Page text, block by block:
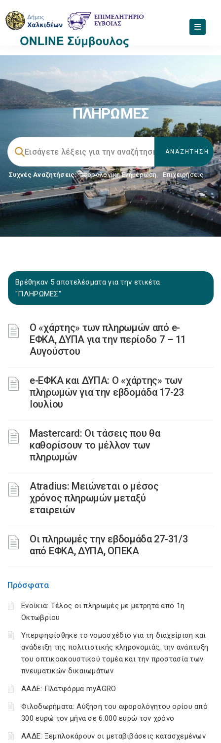
ΠΛΗΡΩΜΕΣ
Συχνές Αναζητήσεις: Φορολογικη Ενημέρωση, Επιχειρήσεις
Βρέθηκαν 5 αποτελέσματα για την ετικέτα
"ΠΛΗΡΩΜΕΣ"
Ο «χάρτης» των πληρωμών από e-
ΕΦΚΑ, ΔΥΠΑ για την περίοδο 7 – 11
Αυγούστου
e-ΕΦΚΑ και ΔΥΠΑ: Ο «χάρτης» των
πληρωμών για την εβδομάδα 17-23
Ιουλίου
Mastercard: Οι τάσεις που θα
καθορίσουν το μέλλον των
πληρωμών
Atradius: Μειώνεται ο μέσος
χρόνος πληρωμών μεταξύ
εταιρειών
Οι πληρωμές την εβδομάδα 27-31/3
από ΕΦΚΑ, ΔΥΠΑ, ΟΠΕΚΑ
Πρόσφατα
Ενοίκια: Τέλος οι πληρωμές με μετρητά από 1η
Οκτωβρίου
Υπερψηφίσθηκε το νομοσχέδιο για τη διαχείριση και
ανάδειξη της πολιτιστικής κληρονομιάς, την ανάπτυξη
του οπτικοακουστικού τομέα και την προστασία των
πνευματικών δικαιωμάτων
ΑΑΔΕ: Πλατφόρμα myAGRO
Φιλοδωρήματα: Αύξηση του αφορολόγητου ορίου από
300 ευρώ τον μήνα σε 6.000 ευρώ τον χρόνο
ΑΑΔΕ: Ξεμπλοκάρουν οι μεταβιβάσεις κατασχεμένων